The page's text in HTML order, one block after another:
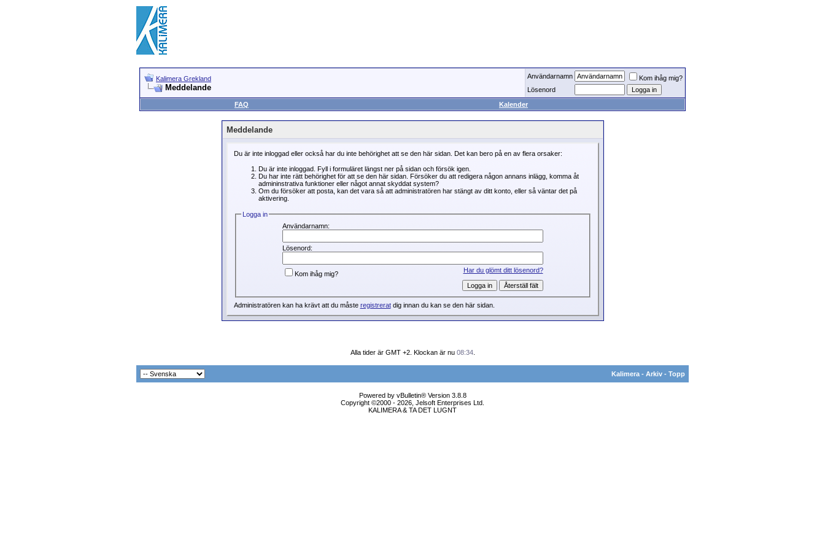
Kalimera Grekland
Meddelande
Användarnamn
Kom ihåg mig?
Lösenord
FAQ
Kalender
Meddelande
Du är inte inloggad eller också har du inte behörighet att se den här sidan. Det kan bero på en av flera orsaker:
Du är inte inloggad. Fyll i formuläret längst ner på sidan och försök igen.
Du har inte rätt behörighet för att se den här sidan. Försöker du att redigera någon annans inlägg, komma åt
admininstrativa funktioner eller något annat skyddat system?
Om du försöker att posta, kan det vara så att administratören har stängt av ditt konto, eller så väntar det på
aktivering.
Logga in
Användarnamn:
Lösenord:
Har du glömt ditt lösenord?
Kom ihåg mig?
Administratören kan ha krävt att du måste registreratdig innan du kan se den här sidan.
Alla tider är GMT +2. Klockan är nu 08:34.
Kalimera - Arkiv - Topp
Powered by vBulletin® Version 3.8.8
Copyright ©2000 - 2026, Jelsoft Enterprises Ltd.
KALIMERA & TA DET LUGNT